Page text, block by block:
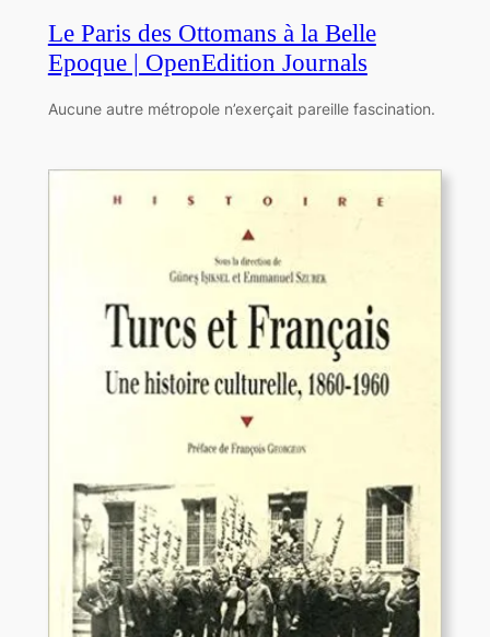
Le Paris des Ottomans à la Belle
Epoque | OpenEdition Journals
Aucune autre métropole n’exerçait pareille fascination.